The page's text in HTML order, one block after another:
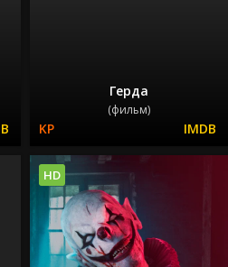
Герда
(фильм)
HD